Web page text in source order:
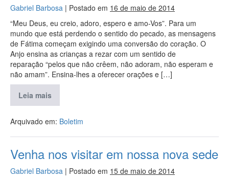
Gabriel Barbosa | Postado em 16 de maio de 2014
“Meu Deus, eu creio, adoro, espero e amo-Vos”. Para um
mundo que está perdendo o sentido do pecado, as mensagens
de Fátima começam exigindo uma conversão do coração. O
Anjo ensina as crianças a rezar com um sentido de
reparação “pelos que não crêem, não adoram, não esperam e
não amam”. Ensina-lhes a oferecer orações e […]
Leia mais
Arquivado em: Boletim
Venha nos visitar em nossa nova sede
Gabriel Barbosa | Postado em 15 de maio de 2014